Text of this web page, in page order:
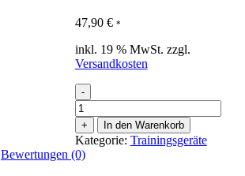
47,90 € *
inkl. 19 % MwSt. zzgl.
Versandkosten
-
Bruchtestbretter
CHAGI
Kunststoff
orange
S
+ In den Warenkorb
Kategorie: Trainingsgeräte
Bewertungen (0)